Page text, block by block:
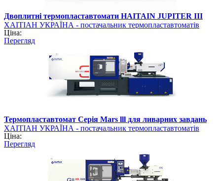
Двоплитні термопластавтомати HAITAIN JUPITER III
ХАІТІАН УКРАЇНА - постачальник термопластавтоматів
Ціна:
Перегляд
Термопластавтомат Серія Mars lll для ливарних завдань
ХАІТІАН УКРАЇНА - постачальник термопластавтоматів
Ціна:
Перегляд